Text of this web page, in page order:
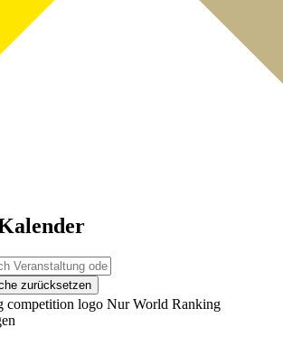
zurücksetzen
Nur World Ranking